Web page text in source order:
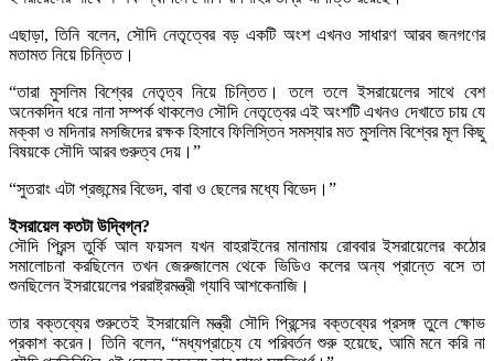
এছাড়া, তিনি বলেন, সৌদি নেতৃত্বের বড় একটি অংশ এখনও সাধারণ আরব জনগণের
মতামত নিয়ে চিন্তিত।
“তারা মুসলিম বিশ্বের নেতৃত্ব নিয়ে চিন্তিত। তলে তলে ইসরায়েলের সাথে বেশ
অনেকদিন ধরে নানা সম্পর্ক থাকলেও সৌদি নেতৃত্বের এই অংশটি এখনও দেখাতে চায় যে
মক্কা ও মদিনার মসজিদের রক্ষক হিসাবে ফিলিস্তিন সমস্যার মত মুসলিম বিশ্বের মূল কিছু
বিষয়কে সৌদি আরব গুরুত্ব দেয়।”
“সুতরাং এটা প্রজন্মের বিভেদ, বাবা ও ছেলের মধ্যে বিভেদ।”
ইসরায়েল কতটা উদ্বিগ্ন?
সৌদি প্রিন্স তুর্কি আল ফয়সল যখন বাহরাইনের মানামায় রোববার ইসরায়েলের কঠোর
সমালোচনা করছিলেন তখন জেরুজালেম থেকে ভিডিও কলের অন্য প্রান্তে বসে তা
শুনছিলেন ইসরায়েলের পররাষ্ট্রমন্ত্রী গ্যাবি আশকেনাজি।
তার বক্তব্যের শুরুতেই ইসরায়েলি মন্ত্রী সৌদি প্রিন্সের বক্তব্যের প্রসঙ্গ তুলে ক্ষোভ
প্রকাশ করেন। তিনি বলেন, “মধ্যপ্রাচ্যে যে পরিবর্তন শুরু হয়েছে, আমি মনে করি না